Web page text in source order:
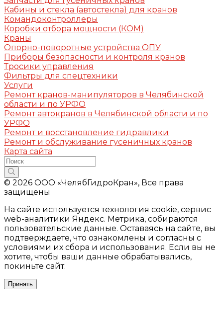
Кабины и стекла (автостекла) для кранов
Командоконтроллеры
Коробки отбора мощности (КОМ)
Краны
Опорно-поворотные устройства ОПУ
Приборы безопасности и контроля кранов
Тросики управления
Фильтры для спецтехники
Услуги
Ремонт кранов-манипуляторов в Челябинской
области и по УРФО
Ремонт автокранов в Челябинской области и по
УРФО
Ремонт и восстановление гидравлики
Ремонт и обслуживание гусеничных кранов
Карта сайта
© 2026 ООО «ЧелябГидроКран», Все права
защищены
На сайте используется технология cookie, сервис
web-аналитики Яндекс. Метрика, собираются
пользовательские данные. Оставаясь на сайте, вы
подтверждаете, что ознакомлены и согласны с
условиями их сбора и использования. Если вы не
хотите, чтобы ваши данные обрабатывались,
покиньте сайт.
Принять